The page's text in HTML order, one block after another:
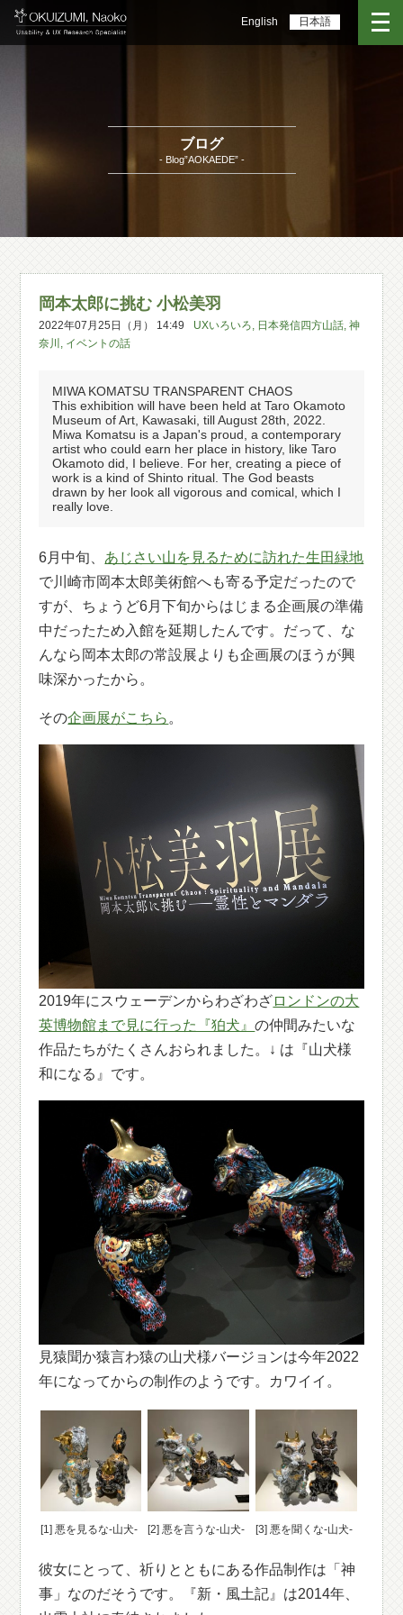
English 日本語
ブログ
- Blog”AOKAEDE” -
岡本太郎に挑む 小松美羽
2022年07月25日（月） 14:49 UXいろいろ, 日本発信四方山話,神
奈川 , イベントの話
MIWA KOMATSU TRANSPARENT CHAOS
This exhibition will have been held at Taro Okamoto
Museum of Art, Kawasaki, till August 28th, 2022.
Miwa Komatsu is a Japan's proud, a contemporary
artist who could earn her place in history, like Taro
Okamoto did, I believe. For her, creating a piece of
work is a kind of Shinto ritual. The God beasts
drawn by her look all vigorous and comical, which I
really love.
6月中旬、 あじさい山を見るために訪れた生田緑地
で川崎市岡本太郎美術館へも寄る予定だったので
すが、ちょうど6月下旬からはじまる企画展の準備
中だったため入館を延期したんです。だって、な
んなら岡本太郎の常設展よりも企画展のほうが興
味深かったから。
その企画展がこちら 。
2019年にスウェーデンからわざわざロンドンの大
英博物館まで見に行った『狛犬』の仲間みたいな
作品たちがたくさんおられました。↓ は『山犬様
和になる』です。
見猿聞か猿言わ猿の山犬様バージョンは今年2022
年になってからの制作のようです。カワイイ。
[1] 悪を見るな-山犬- [2] 悪を言うな-山犬- [3] 悪を聞くな-山犬-
彼女にとって、祈りとともにある作品制作は「神
事」なのだそうです。『新・風土記』は2014年、